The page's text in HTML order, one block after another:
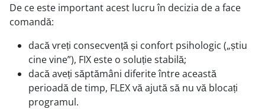
De ce este important acest lucru în decizia de a face
comandă:
dacă vreți consecvență și confort psihologic („știu
cine vine”), FIX este o soluție stabilă;
dacă aveți săptămâni diferite între această
perioadă de timp, FLEX vă ajută să nu vă blocați
programul.